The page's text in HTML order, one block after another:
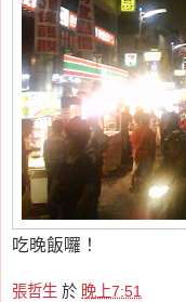
吃晚飯囉！
張哲生 於 晚上7:51